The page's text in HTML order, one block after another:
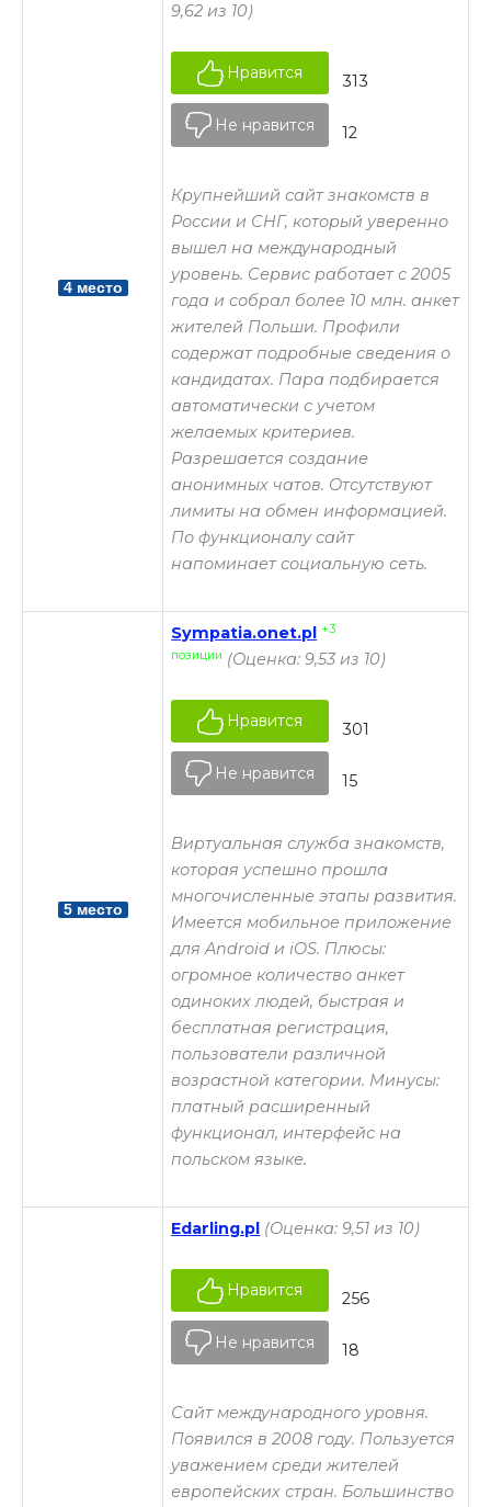
4 место
9,62 из 10)
Нравится 313
Не нравится 12
Крупнейший сайт знакомств в
России и СНГ, который уверенно
вышел на международный
уровень. Сервис работает с 2005
года и собрал более 10 млн. анкет
жителей Польши. Профили
содержат подробные сведения о
кандидатах. Пара подбирается
автоматически с учетом
желаемых критериев.
Разрешается создание
анонимных чатов. Отсутствуют
лимиты на обмен информацией.
По функционалу сайт
напоминает социальную сеть.
5 место
Sympatia.onet.pl
+3
позиции (Оценка: 9,53 из 10)
Нравится 301
Не нравится 15
Виртуальная служба знакомств,
которая успешно прошла
многочисленные этапы развития.
Имеется мобильное приложение
для Android и iOS. Плюсы:
огромное количество анкет
одиноких людей, быстрая и
бесплатная регистрация,
пользователи различной
возрастной категории. Минусы:
платный расширенный
функционал, интерфейс на
польском языке.
Edarling.pl (Оценка: 9,51 из 10)
Нравится 256
Не нравится 18
Сайт международного уровня.
Появился в 2008 году. Пользуется
уважением среди жителей
европейских стран. Большинство